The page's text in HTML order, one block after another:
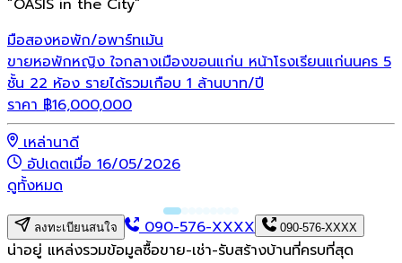
“OASIS in the City”
มือสองหอพัก/อพาร์ทเม้น
ขายหอพักหญิง ใจกลางเมืองขอนแก่น หน้าโรงเรียนแก่นนคร 5
ชั้น 22 ห้อง รายได้รวมเกือบ 1 ล้านบาท/ปี
ราคา ฿16,000,000
เหล่านาดี
อัปเดตเมื่อ 16/05/2026
ดูทั้งหมด
ลงทะเบียนสนใจ 090-576-XXXX 090-576-XXXX
น่าอยู่ แหล่งรวมข้อมูลซื้อขาย-เช่า-รับสร้างบ้านที่ครบที่สุด